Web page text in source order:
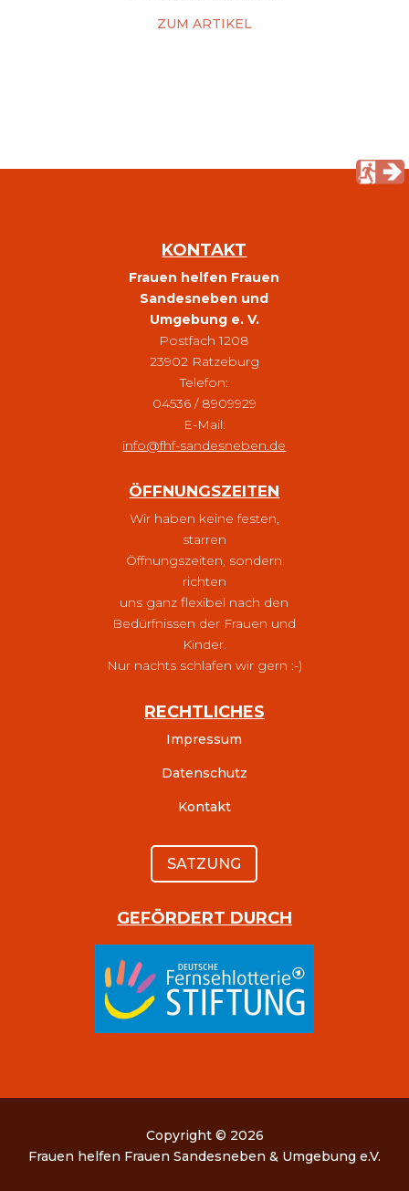
ZUM ARTIKEL
KONTAKT
Frauen helfen Frauen
Sandesneben und
Umgebung e. V.
Postfach 1208
23902 Ratzeburg
Telefon:
04536 / 8909929
E-Mail:
info@fhf-sandesneben.de
ÖFFNUNGSZEITEN
Wir haben keine festen,
starren
Öffnungszeiten, sondern
richten
uns ganz flexibel nach den
Bedürfnissen der Frauen und
Kinder.
Nur nachts schlafen wir gern :-)
RECHTLICHES
Impressum
Datenschutz
Kontakt
SATZUNG
GEFÖRDERT DURCH
Copyright © 2026
Frauen helfen Frauen Sandesneben & Umgebung e.V.